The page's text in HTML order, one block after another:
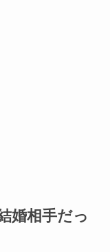
婚相手だっ